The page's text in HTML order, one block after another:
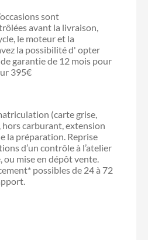
sont
avant la livraison,
le moteur et la
la possibilité d' opter
garantie de 12 mois pour
395€
(carte grise,
carburant, extension
la préparation. Reprise
d’un contrôle à l’atelier
ou mise en dépôt vente.
possibles de 24 à 72